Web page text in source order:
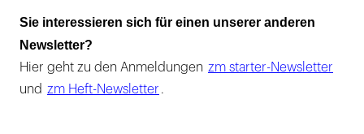
Sie interessieren sich für einen unserer anderen
Newsletter?
Hier geht zu den Anmeldungen zm starter-Newsletter
und zm Heft-Newsletter .